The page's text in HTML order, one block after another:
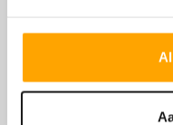
Ja, ik ga ermee
binnen 24 uur (op
opneemt.